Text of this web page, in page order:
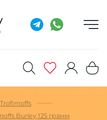
кол-во товара
Trofimoffs
Burley 125 грамм